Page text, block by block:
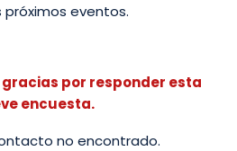
próximos eventos.
por responder esta
encuesta.
no encontrado.